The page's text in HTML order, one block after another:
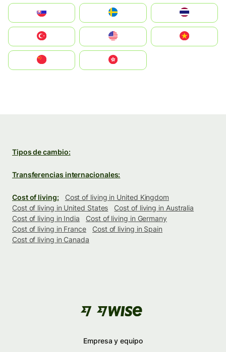
United States
中國香港特別行政區
Tipos de cambio:
Transferencias internacionales:
Cost of living:
Cost of living in United Kingdom
Cost of living in United States
Cost of living in Australia
Cost of living in India
Cost of living in Germany
Cost of living in France
Cost of living in Spain
Cost of living in Canada
Empresa y equipo